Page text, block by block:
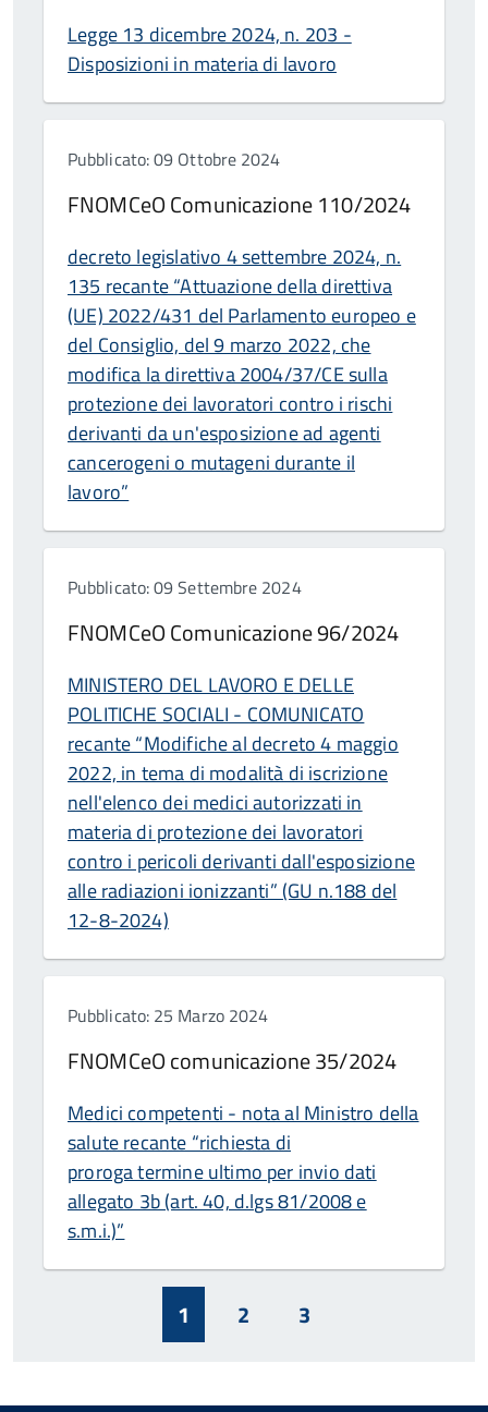
Legge 13 dicembre 2024, n. 203 -
Disposizioni in materia di lavoro
Pubblicato: 09 Ottobre 2024
FNOMCeO Comunicazione 110/2024
decreto legislativo 4 settembre 2024, n.
135 recante “Attuazione della direttiva
(UE) 2022/431 del Parlamento europeo e
del Consiglio, del 9 marzo 2022, che
modifica la direttiva 2004/37/CE sulla
protezione dei lavoratori contro i rischi
derivanti da un'esposizione ad agenti
cancerogeni o mutageni durante il
lavoro”
Pubblicato: 09 Settembre 2024
FNOMCeO Comunicazione 96/2024
MINISTERO DEL LAVORO E DELLE
POLITICHE SOCIALI - COMUNICATO
recante “Modifiche al decreto 4 maggio
2022, in tema di modalità di iscrizione
nell'elenco dei medici autorizzati in
materia di protezione dei lavoratori
contro i pericoli derivanti dall'esposizione
alle radiazioni ionizzanti” (GU n.188 del
12-8-2024)
Pubblicato: 25 Marzo 2024
FNOMCeO comunicazione 35/2024
Medici competenti - nota al Ministro della
salute recante “richiesta di
proroga termine ultimo per invio dati
allegato 3b (art. 40, d.lgs 81/2008 e
s.m.i.)”
1 2 3